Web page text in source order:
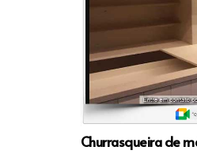
Churrasqueira de